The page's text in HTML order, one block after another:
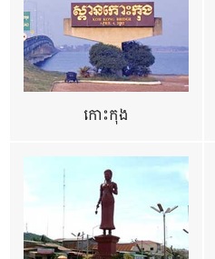
កោះកុង